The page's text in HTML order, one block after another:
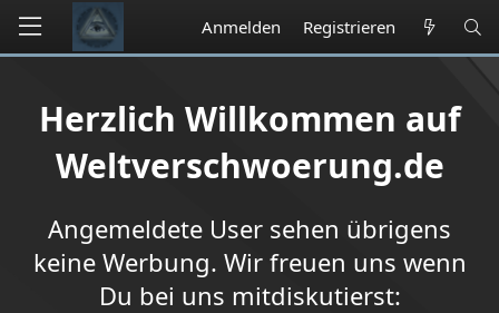
Anmelden Registrieren
Herzlich Willkommen auf
Weltverschwoerung.de
Angemeldete User sehen übrigens
keine Werbung. Wir freuen uns wenn
Du bei uns mitdiskutierst: